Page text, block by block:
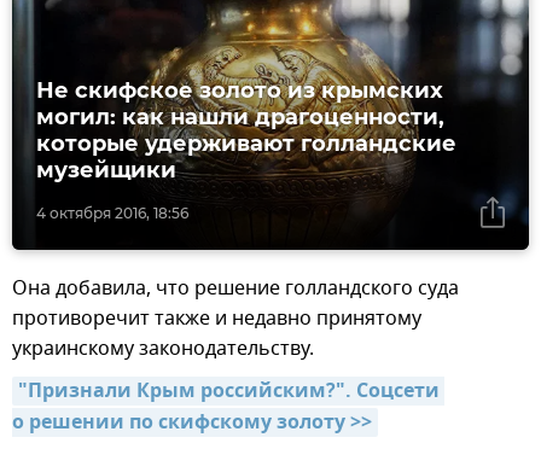
4 октября 2016, 18:56
Не скифское золото из крымских
могил: как нашли драгоценности,
которые удерживают голландские
музейщики
Она добавила, что решение голландского суда
противоречит также и недавно принятому
украинскому законодательству.
"Признали Крым российским?". Соцсети
о решении по скифскому золоту >>